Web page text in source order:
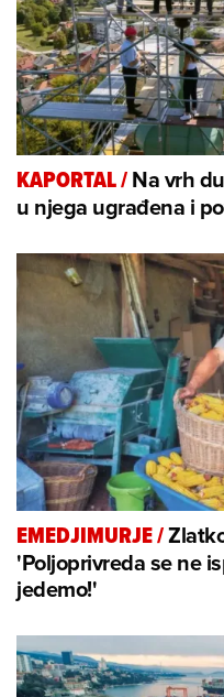
KAPORTAL/Na vrh
u njega ugrađena i
EMEDJIMURJE/
'Poljoprivreda se ne
jedemo!'